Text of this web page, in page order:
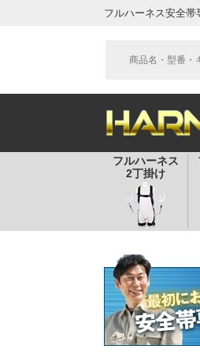
フルハーネス安全
フルハーネス
2丁掛け